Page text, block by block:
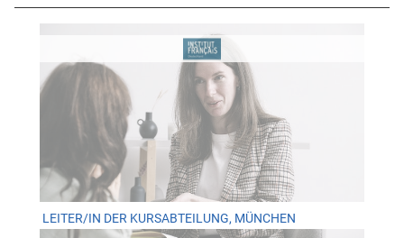
LEITER/IN DER KURSABTEILUNG, MÜNCHEN